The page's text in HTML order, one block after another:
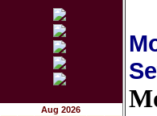
Aug 2026